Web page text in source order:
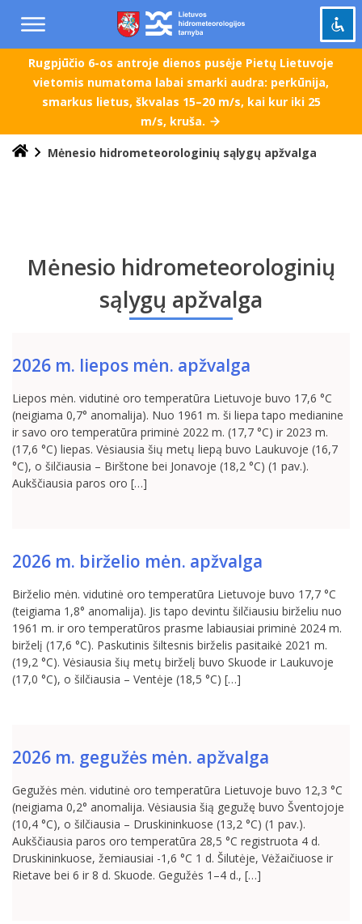
Pažymėti antraštes
zoom_out Tolinti
Priartinti
remove_circle_outline Sumažinti šriftą
Grąžinti
viską
į
cached
Rugpjūčio 6-os antroje dienos pusėje Pietų Lietuvoje
vietomis numatoma labai smarki audra: perkūnija,
smarkus lietus, škvalas 15–20 m/s, kai kur iki 25
m/s, kruša.
Mėnesio hidrometeorologinių sąlygų apžvalga
Mėnesio hidrometeorologinių
sąlygų apžvalga
2026 m. liepos mėn. apžvalga
Liepos mėn. vidutinė oro temperatūra Lietuvoje buvo 17,6 °C
(neigiama 0,7° anomalija). Nuo 1961 m. ši liepa tapo medianine
ir savo oro temperatūra priminė 2022 m. (17,7 °C) ir 2023 m.
(17,6 °C) liepas. Vėsiausia šių metų liepą buvo Laukuvoje (16,7
°C), o šilčiausia – Birštone bei Jonavoje (18,2 °C) (1 pav.).
Aukščiausia paros oro […]
2026 m. birželio mėn. apžvalga
Birželio mėn. vidutinė oro temperatūra Lietuvoje buvo 17,7 °C
(teigiama 1,8° anomalija). Jis tapo devintu šilčiausiu birželiu nuo
1961 m. ir oro temperatūros prasme labiausiai priminė 2024 m.
birželį (17,6 °C). Paskutinis šiltesnis birželis pasitaikė 2021 m.
(19,2 °C). Vėsiausia šių metų birželį buvo Skuode ir Laukuvoje
(17,0 °C), o šilčiausia – Ventėje (18,5 °C) […]
2026 m. gegužės mėn. apžvalga
Gegužės mėn. vidutinė oro temperatūra Lietuvoje buvo 12,3 °C
(neigiama 0,2° anomalija. Vėsiausia šią gegužę buvo Šventojoje
(10,4 °C), o šilčiausia – Druskininkuose (13,2 °C) (1 pav.).
Aukščiausia paros oro temperatūra 28,5 °C registruota 4 d.
Druskininkuose, žemiausiai -1,6 °C 1 d. Šilutėje, Vėžaičiuose ir
Rietave bei 6 ir 8 d. Skuode. Gegužės 1–4 d., […]